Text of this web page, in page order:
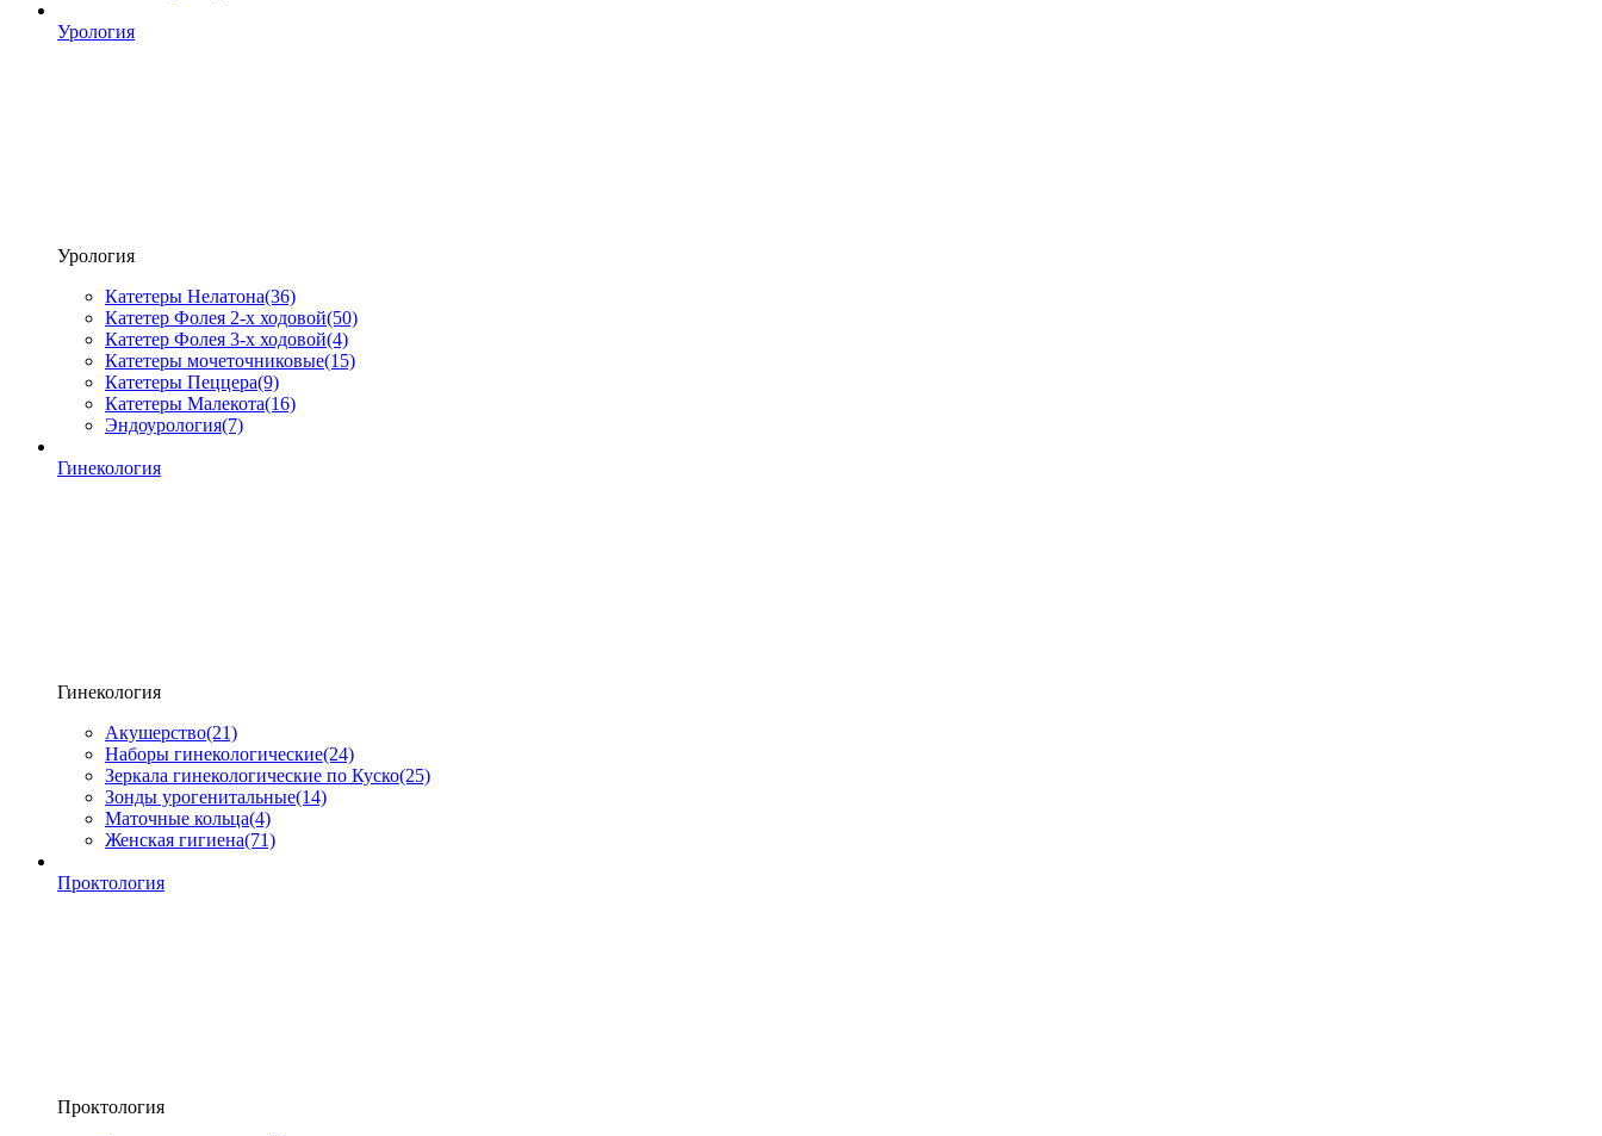
Урология
Урология
Катетеры Нелатона(36)
Катетер Фолея 2-х ходовой(50)
Катетер Фолея 3-х ходовой(4)
Катетеры мочеточниковые(15)
Катетеры Пеццера(9)
Катетеры Малекота(16)
Эндоурология(7)
Гинекология
Гинекология
Акушерство(21)
Наборы гинекологические(24)
Зеркала гинекологические по Куско(25)
Зонды урогенитальные(14)
Маточные кольца(4)
Женская гигиена(71)
Проктология
Проктология